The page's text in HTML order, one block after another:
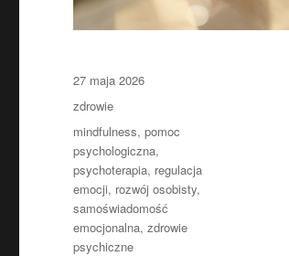
Data
publikacji
27 maja 2026
Kategorie
zdrowie
Tagi
mindfulness,pomoc
psychologiczna,
psychoterapia, regulacja
emocji, rozwój osobisty,
samoświadomość
emocjonalna,zdrowie
psychiczne